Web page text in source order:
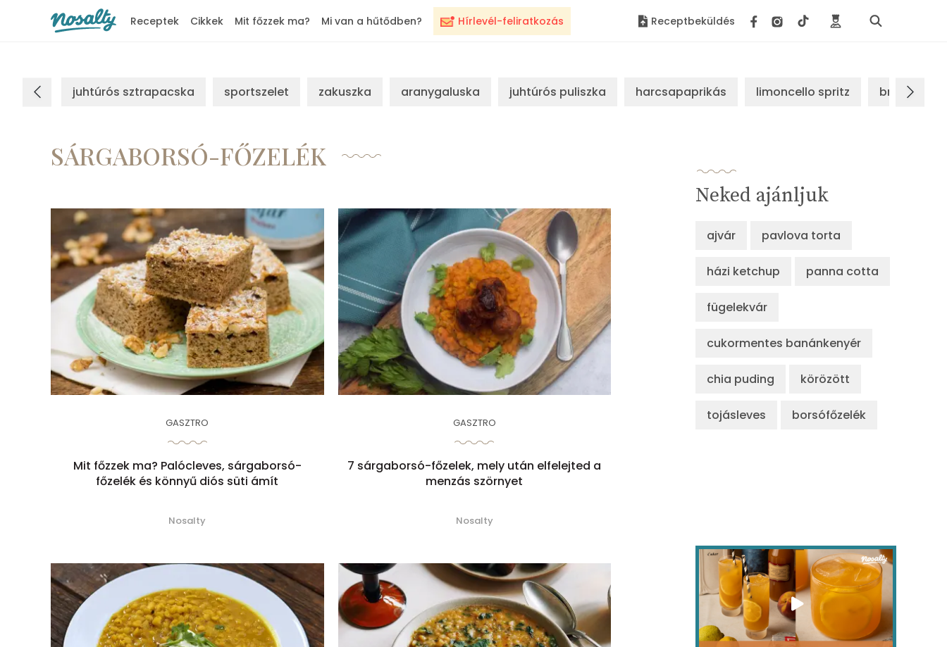
Hírlevél-feliratkozás
Receptek Cikkek Mit főzzek ma? Mi van a hűtődben? Receptbeküldés
juhtúrós sztrapacska sportszelet zakuszka aranygaluska juhtúrós puliszka harcsapaprikás limoncello spritz brassói
SÁRGABORSÓ-FŐZELÉK
GASZTRO
Mit főzzek ma? Palócleves, sárgaborsó-
főzelék és könnyű diós süti ámít
Nosalty
GASZTRO
7 sárgaborsó-főzelek, mely után elfelejted a
menzás szörnyet
Nosalty
Neked ajánljuk
ajvár pavlova torta
házi ketchup panna cotta
fügelekvár
cukormentes banánkenyér
chia puding körözött
tojásleves borsófőzelék